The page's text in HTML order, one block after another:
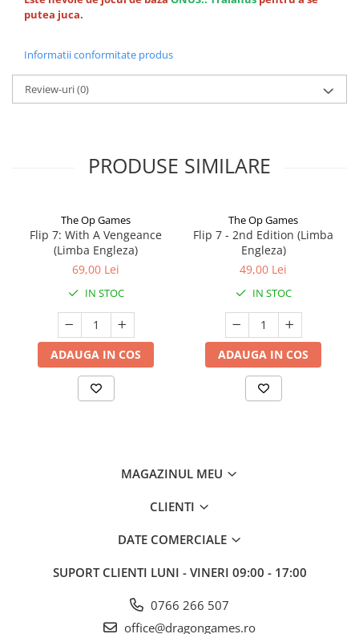
putea juca.
Informatii conformitate produs
Review-uri(0)
PRODUSE SIMILARE
The Op Games
Flip 7: With A Vengeance
(Limba Engleza)
69,00 Lei
IN STOC
ADAUGA IN COS
The Op Games
Flip 7 - 2nd Edition (Limba
Engleza)
49,00 Lei
IN STOC
ADAUGA IN COS
MAGAZINUL MEU
CLIENTI
DATE COMERCIALE
SUPORT CLIENTI LUNI - VINERI 09:00 - 17:00
0766 266 507
office@dragongames.ro